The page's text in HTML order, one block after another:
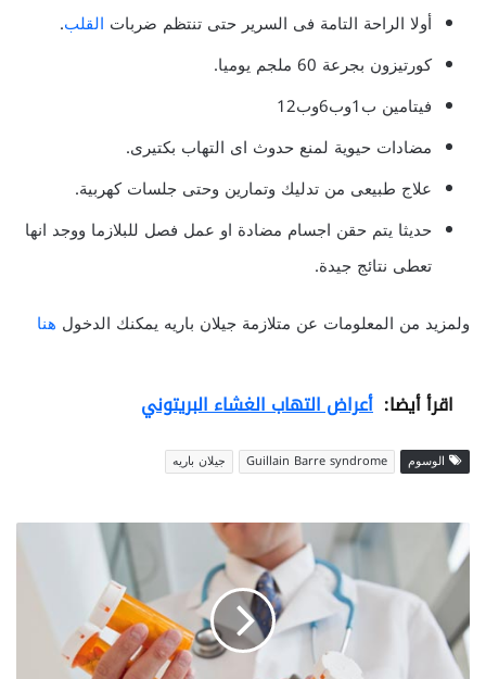
أولا الراحة التامة فى السرير حتى تنتظم ضربات القلب.
كورتيزون بجرعة 60 ملجم يوميا.
فيتامين ب1وب6وب12
مضادات حيوية لمنع حدوث اى التهاب بكتيرى.
علاج طبيعى من تدليك وتمارين وحتى جلسات كهربية.
حديثا يتم حقن اجسام مضادة او عمل فصل للبلازما ووجد انها
تعطى نتائج جيدة.
ولمزيد من المعلومات عن متلازمة جيلان باريه يمكنك الدخول هنا
اقرأ أيضا: أعراض التهاب الغشاء البريتوني
الوسوم Guillain Barre syndrome جيلان باريه
تشخيص
السكر
اختبارات
لاكتشاف
مرض
السكر